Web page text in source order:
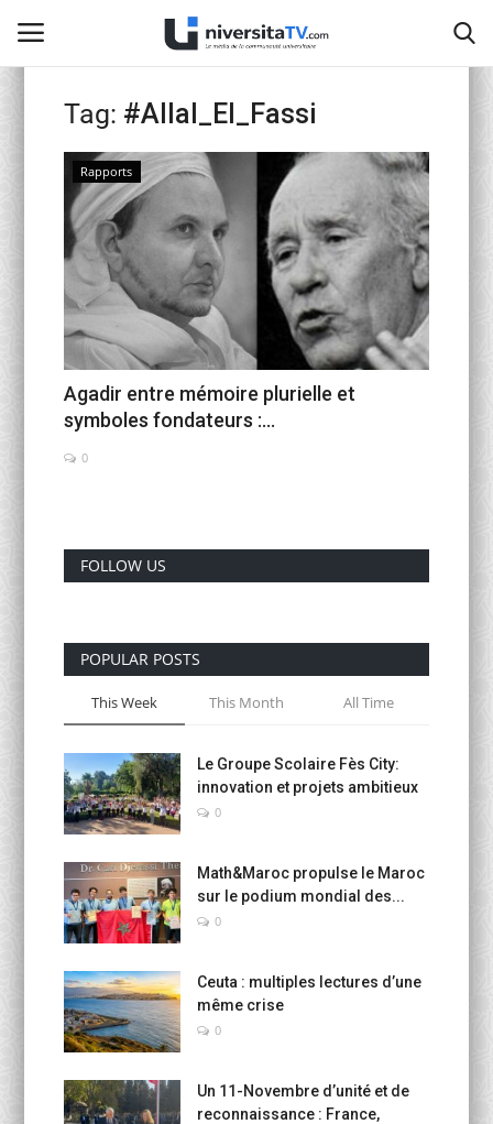
Home
Contact
activités officielles
Education Nationale
Universités Marocaines
Café littéraire de Fès
Language
Français العربية
Tag: #Allal_El_Fassi
Rapports
Agadir entre mémoire plurielle et
symboles fondateurs :...
0
FOLLOW US
POPULAR POSTS
This Week This Month All Time
Le Groupe Scolaire Fès City:
innovation et projets ambitieux
0
Math&Maroc propulse le Maroc
sur le podium mondial des...
0
Ceuta : multiples lectures d’une
même crise
0
Un 11-Novembre d’unité et de
reconnaissance : France,